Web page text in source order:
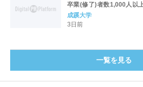
卒業(修了)者数1,000人以
全国第1位を獲得！～実
4.3pt）に伸長、東京の私
成蹊大学
3日前
一覧を見る